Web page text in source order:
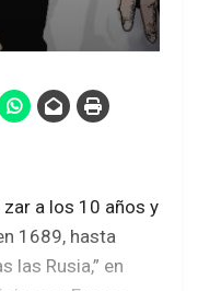
a los 10 años y
1689, hasta
las Rusia,” en